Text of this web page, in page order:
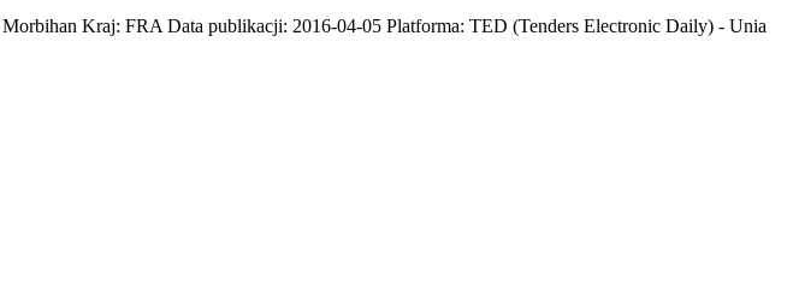
Kraj: FRA Data publikacji: 2016-04-05 Platforma: TED (Tenders Electronic Daily) - Unia